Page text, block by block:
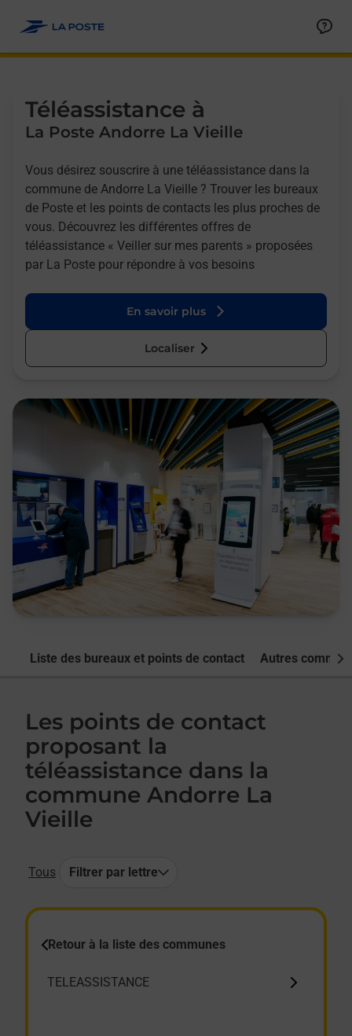
Téléassistance à
La Poste Andorre La Vieille
Vous désirez souscrire à une téléassistance dans la
commune de Andorre La Vieille ? Trouver les bureaux
de Poste et les points de contacts les plus proches de
vous. Découvrez les différentes offres de
téléassistance « Veiller sur mes parents » proposées
par La Poste pour répondre à vos besoins
En savoir plus
Localiser
Liste des bureaux et points de contact Autres
Les points de contact
proposant la
téléassistance dans la
commune Andorre La
Vieille
Tous Filtrer par lettre
Retour à la liste des communes
TELEASSISTANCE